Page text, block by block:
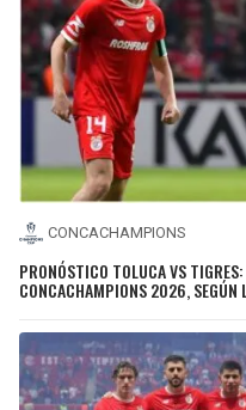
CONCACHAMPIONS
PRONÓSTICO TOLUCA VS
CONCACHAMPIONS 2026, SEGÚN